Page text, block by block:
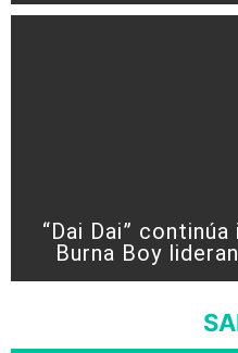
“Dai Dai”
Burna Boy